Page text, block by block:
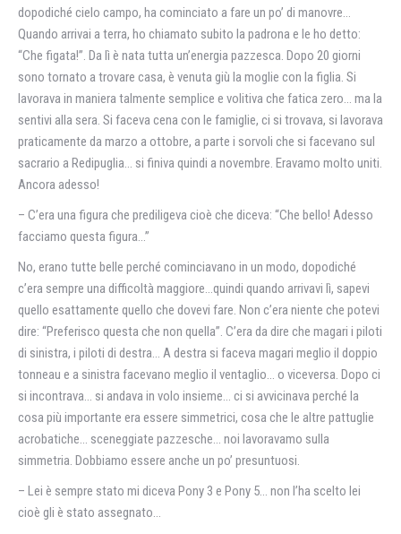
dopodiché cielo campo, ha cominciato a fare un po’ di manovre…
Quando arrivai a terra, ho chiamato subito la padrona e le ho detto:
“Che figata!”. Da lì è nata tutta un’energia pazzesca. Dopo 20 giorni
sono tornato a trovare casa, è venuta giù la moglie con la figlia. Si
lavorava in maniera talmente semplice e volitiva che fatica zero… ma la
sentivi alla sera. Si faceva cena con le famiglie, ci si trovava, si lavorava
praticamente da marzo a ottobre, a parte i sorvoli che si facevano sul
sacrario a Redipuglia… si finiva quindi a novembre. Eravamo molto uniti.
Ancora adesso!
– C’era una figura che prediligeva cioè che diceva: “Che bello! Adesso
facciamo questa figura…”
No, erano tutte belle perché cominciavano in un modo, dopodiché
c’era sempre una difficoltà maggiore…quindi quando arrivavi lì, sapevi
quello esattamente quello che dovevi fare. Non c’era niente che potevi
dire: “Preferisco questa che non quella”. C’era da dire che magari i piloti
di sinistra, i piloti di destra… A destra si faceva magari meglio il doppio
tonneau e a sinistra facevano meglio il ventaglio… o viceversa. Dopo ci
si incontrava… si andava in volo insieme… ci si avvicinava perché la
cosa più importante era essere simmetrici, cosa che le altre pattuglie
acrobatiche… sceneggiate pazzesche… noi lavoravamo sulla
simmetria. Dobbiamo essere anche un po’ presuntuosi.
– Lei è sempre stato mi diceva Pony 3 e Pony 5… non l’ha scelto lei
cioè gli è stato assegnato…